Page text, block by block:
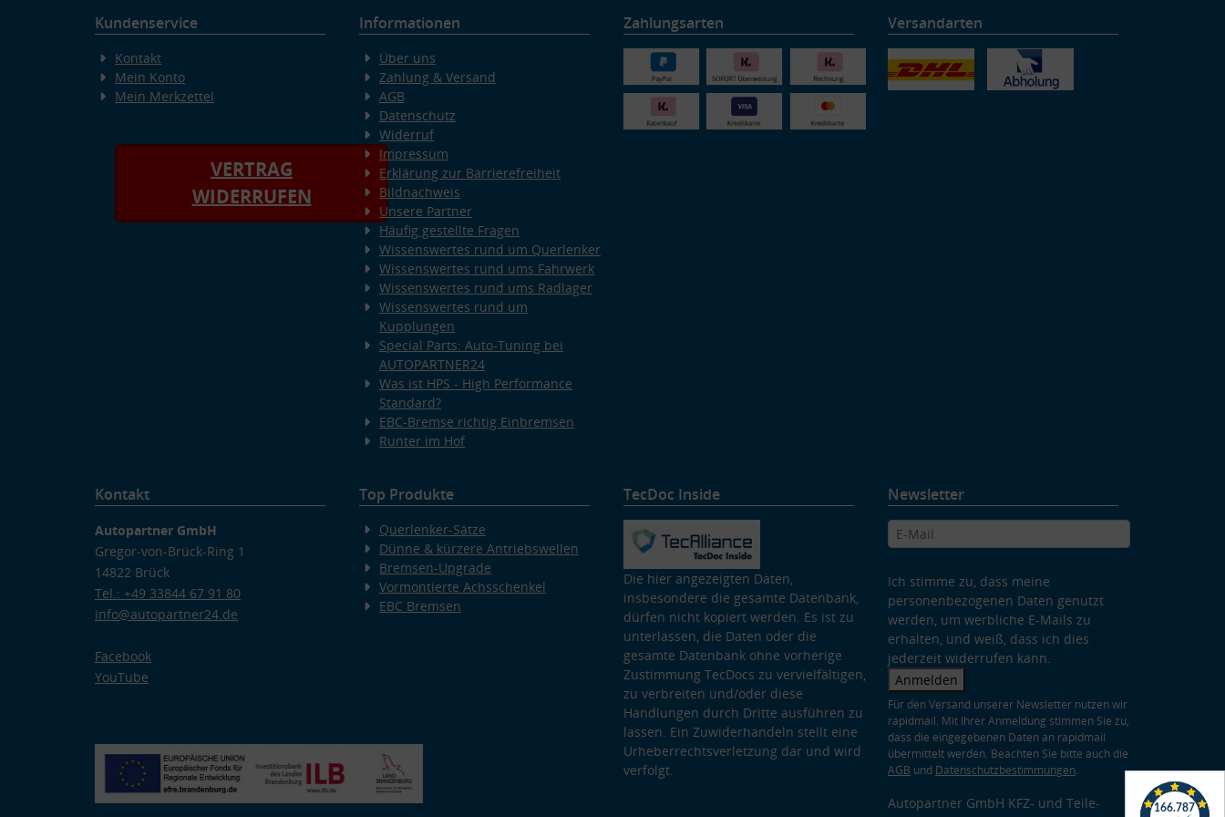
Kundenservice
Kontakt
Mein Konto
Mein Merkzettel
VERTRAG
WIDERRUFEN
Informationen
Über uns
Zahlung & Versand
AGB
Datenschutz
Widerruf
Impressum
Erklärung zur Barrierefreiheit
Bildnachweis
Unsere Partner
Häufig gestellte Fragen
Wissenswertes rund um Querlenker
Wissenswertes rund ums Fahrwerk
Wissenswertes rund ums Radlager
Wissenswertes rund um
Kupplungen
Special Parts: Auto-Tuning bei
AUTOPARTNER24
Was ist HPS - High Performance
Standard?
EBC-Bremse richtig Einbremsen
Runter im Hof
Zahlungsarten Versandarten
Kontakt
Autopartner GmbH
Gregor-von-Brück-Ring 1
14822 Brück
Tel.: +49 33844 67 91 80
info@autopartner24.de
Facebook
YouTube
Top Produkte
Querlenker-Sätze
Dünne & kürzere Antriebswellen
Bremsen-Upgrade
Vormontierte Achsschenkel
EBC Bremsen
TecDoc Inside
Die hier angezeigten Daten,
insbesondere die gesamte Datenbank,
dürfen nicht kopiert werden. Es ist zu
unterlassen, die Daten oder die
gesamte Datenbank ohne vorherige
Zustimmung TecDocs zu vervielfältigen,
zu verbreiten und/oder diese
Handlungen durch Dritte ausführen zu
lassen. Ein Zuwiderhandeln stellt eine
Urheberrechtsverletzung dar und wird
verfolgt.
Newsletter
Ich stimme zu, dass meine
personenbezogenen Daten genutzt
werden, um werbliche E-Mails zu
erhalten, und weiß, dass ich dies
jederzeit widerrufen kann.
Anmelden
Für den Versand unserer Newsletter nutzen wir
rapidmail. Mit Ihrer Anmeldung stimmen Sie zu,
dass die eingegebenen Daten an rapidmail
übermittelt werden. Beachten Sie bitte auch die
AGB und Datenschutzbestimmungen.
Autopartner GmbH KFZ- und Teile-